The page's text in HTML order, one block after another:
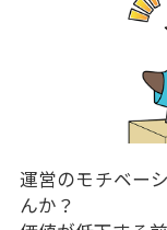
運営のモチベー
んか？